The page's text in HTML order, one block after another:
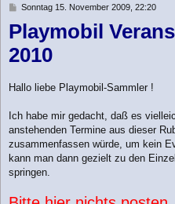
B
i
r
a
Sonntag 15. November 2009, 22:20
Playmobil
2010
Hallo liebe Playmobil-Sammler !
Ich habe mir gedacht, daß es
anstehenden Termine aus dieser
zusammenfassen würde, um kein
kann man dann gezielt zu den
springen.